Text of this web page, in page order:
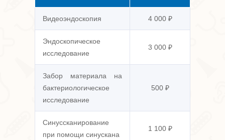
Видеоэндоскопия 4 000 ₽
Эндоскопическое
исследование
3 000 ₽
Забор материала на
бактериологическое
исследование
500 ₽
Синуссканирование
при помощи синускана
1 100 ₽